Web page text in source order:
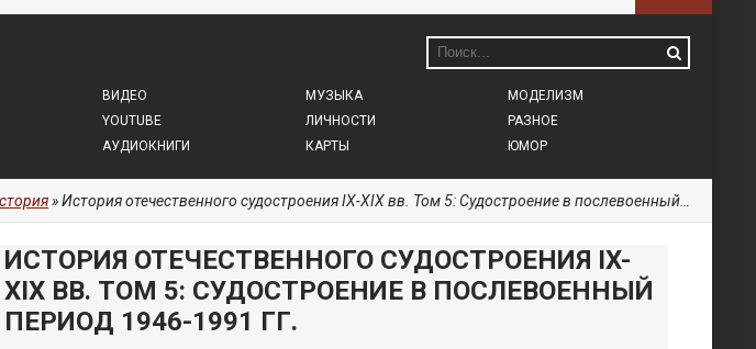
ВИДЕО
YOUTUBE
АУДИОКНИГИ
МУЗЫКА
ЛИЧНОСТИ
КАРТЫ
МОДЕЛИЗМ
РАЗНОЕ
ЮМОР
» История отечественного судостроения IX-XIX вв. Том 5: Судостроение в послевоенный период 1946-1991 гг.
ИСТОРИЯ ОТЕЧЕСТВЕННОГО СУДОСТРОЕНИЯ IX-
XIX ВВ. ТОМ 5: СУДОСТРОЕНИЕ В ПОСЛЕВОЕННЫЙ
ПЕРИОД 1946-1991 ГГ.